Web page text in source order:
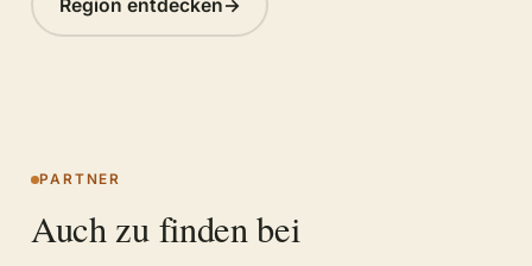
Region entdecken→
PARTNER
Auch zu finden bei